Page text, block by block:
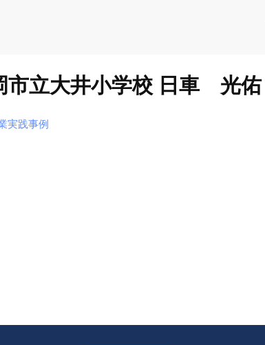
市立大井小学校 日車 光佑
実践事例